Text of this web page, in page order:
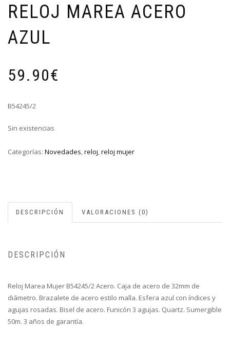
RELOJ MAREA ACERO
AZUL
59.90€
B54245/2
Sin existencias
Categorías: Novedades,reloj,reloj mujer
DESCRIPCIÓN VALORACIONES (0)
DESCRIPCIÓN
Reloj Marea Mujer B54245/2 Acero. Caja de acero de 32mm de
diámetro. Brazalete de acero estilo malla. Esfera azul con índices y
agujas rosadas. Bisel de acero. Funicón 3 agujas. Quartz. Sumergible
50m. 3 años de garantía.